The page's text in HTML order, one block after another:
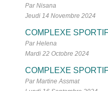
Par Nisana
Jeudi 14 Novembre 2024
COMPLEXE
Par Helena
Mardi 22 Octobre 2024
COMPLEXE
Par Martine Assmat